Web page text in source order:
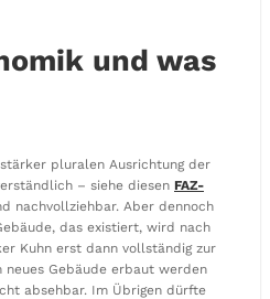
und was
pluralen Ausrichtung der
– siehe diesen FAZ-
nachvollziehbar. Aber dennoch
das existiert, wird nach
Kuhn erst dann vollständig zur
neues Gebäude erbaut werden
absehbar. Im Übrigen dürfte